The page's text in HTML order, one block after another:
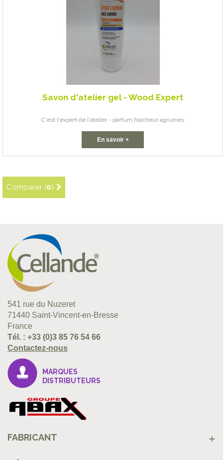
Savon d'atelier gel - Wood Expert
C'est l'expert de l'atelier - parfum fraîcheur agrumes
En savoir +
Comparer (0)
541 rue du Nuzeret
71440 Saint-Vincent-en-Bresse
France
Tél. : +33 (0)3 85 76 54 66
Contactez-nous
MARQUES
DISTRIBUTEURS
FABRICANT